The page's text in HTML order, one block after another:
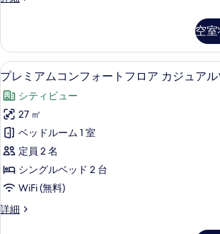
ォ
ト
フ
ロ
ア
ツ
イ
ン
ル
ー
ム
ム
コ
ン
ォ
ー
ト
フ
ロ
ア
ツ
イ
ル
空
プ
レ
ミ
ア
ム
コ
ン
フ
ォ
プレミアム
4
プレミアムコンフォートフロア カジュア
シティビュー
27 ㎡
ベッドルーム 1 室
定員 2 名
シングルベッド 2 台
WiFi (無料)
詳細
プ